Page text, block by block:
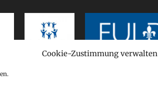
Cookie-Zustimmung verwalten